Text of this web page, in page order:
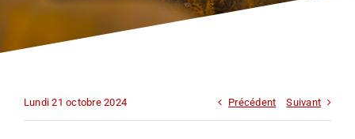
SERVICES
HOMMAGE À NOS DISPARUS
Lundi 21 octobre 2024 Précédent Suivant